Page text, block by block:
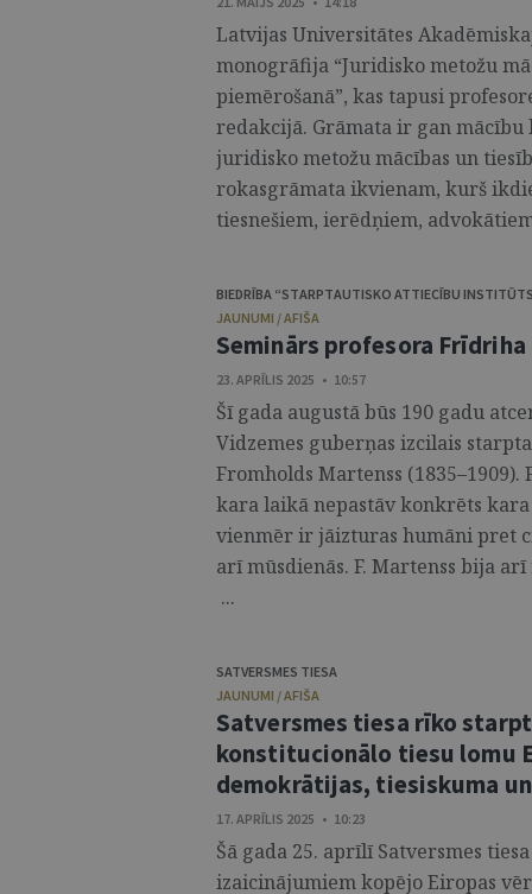
Latvijas Universitātes
monogrāfija “Juridisko metožu
piemērošanā”, kas tapusi
redakcijā. Grāmata ir gan
juridisko metožu mācības un
rokasgrāmata ikvienam, kurš
tiesnešiem, ierēdņiem,
BIEDRĪBA “STARPTAUTISKO ATTIECĪBU
JAUNUMI / AFIŠA
Seminārs profesora
23. APRĪLIS 2025 • 10:57
Šī gada augustā būs 190 gadu
Vidzemes guberņas izcilais
Fromholds Martenss
kara laikā nepastāv konkrēts
vienmēr ir jāizturas humāni pret
arī mūsdienās. F. Martenss bija
...
SATVERSMES TIESA
JAUNUMI / AFIŠA
Satversmes tiesa rīko
konstitucionālo tiesu lomu
demokrātijas, tiesiskuma
17. APRĪLIS 2025 • 10:23
Šā gada 25. aprīlī Satversmes
izaicinājumiem kopējo Eiropas